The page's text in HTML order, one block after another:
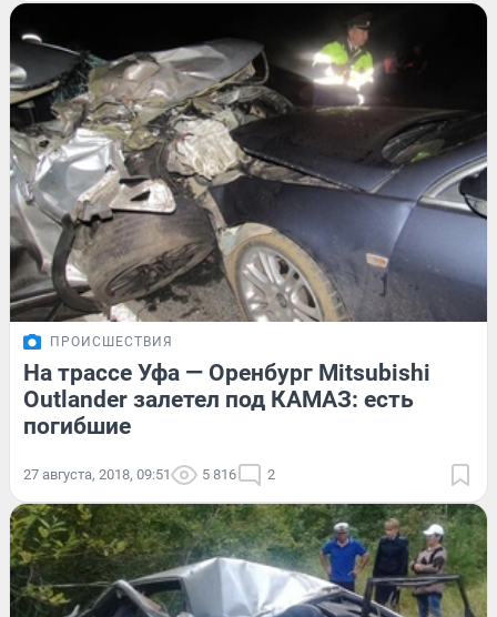
ПРОИСШЕСТВИЯ
На трассе Уфа — Оренбург Mitsubishi
Outlander залетел под КАМАЗ: есть
погибшие
27 августа, 2018, 09:51 5 816 2